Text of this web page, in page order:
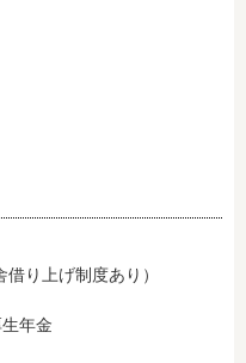
り上げ制度あり）
年金